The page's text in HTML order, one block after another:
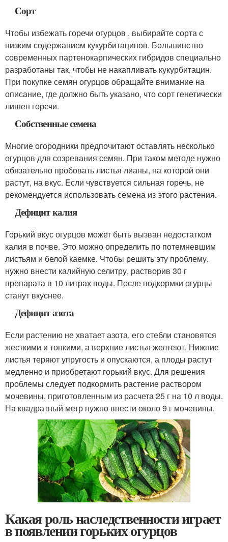
Сорт
Чтобы избежать горечи огурцов , выбирайте сорта с
низким содержанием кукурбитацинов. Большинство
современных партенокарпических гибридов специально
разработаны так, чтобы не накапливать кукурбитацин.
При покупке семян огурцов обращайте внимание на
описание, где должно быть указано, что сорт генетически
лишен горечи.
Собственные семена
Многие огородники предпочитают оставлять несколько
огурцов для созревания семян. При таком методе нужно
обязательно пробовать листья лианы, на которой они
растут, на вкус. Если чувствуется сильная горечь, не
рекомендуется использовать семена из этого растения.
Дефицит калия
Горький вкус огурцов может быть вызван недостатком
калия в почве. Это можно определить по потемневшим
листьям и белой каемке. Чтобы решить эту проблему,
нужно внести калийную селитру, растворив 30 г
препарата в 10 литрах воды. После подкормки огурцы
станут вкуснее.
Дефицит азота
Если растению не хватает азота, его стебли становятся
жесткими и тонкими, а верхние листья желтеют. Нижние
листья теряют упругость и опускаются, а плоды растут
медленно и приобретают горький вкус. Для решения
проблемы следует подкормить растение раствором
мочевины, приготовленным из расчета 25 г на 10 л воды.
На квадратный метр нужно внести около 9 г мочевины.
Какая роль наследственности играет
в появлении горьких огурцов